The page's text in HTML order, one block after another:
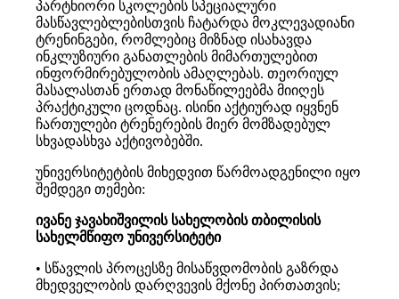
პარტნიორი სკოლების სპეციალური
მასწავლებლებისთვის ჩატარდა მოკლევადიანი
ტრენინგები, რომლებიც მიზნად ისახავდა
ინკლუზიური განათლების მიმართულებით
ინფორმირებულობის ამაღლებას. თეორიულ
მასალასთან ერთად მონაწილეებმა მიიღეს
პრაქტიკული ცოდნაც. ისინი აქტიურად იყვნენ
ჩართულები ტრენერების მიერ მომზადებულ
სხვადასხვა აქტივობებში.
უნივერსიტეტბის მიხედვით წარმოადგენილი იყო
შემდეგი თემები:
ივანე ჯავახიშვილის სახელობის თბილისის
სახელმწიფო უნივერსიტეტი
• სწავლის პროცესზე მისაწვდომობის გაზრდა
მხედველობის დარღვევის მქონე პირთათვის;